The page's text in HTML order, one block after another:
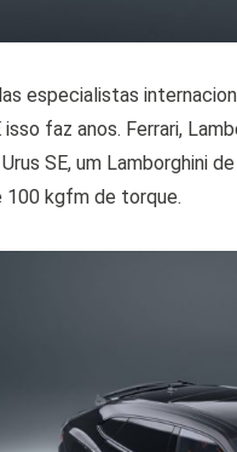
especialistas
faz anos. Ferrari,
SE, um Lamborghini
100 kgfm de torque.